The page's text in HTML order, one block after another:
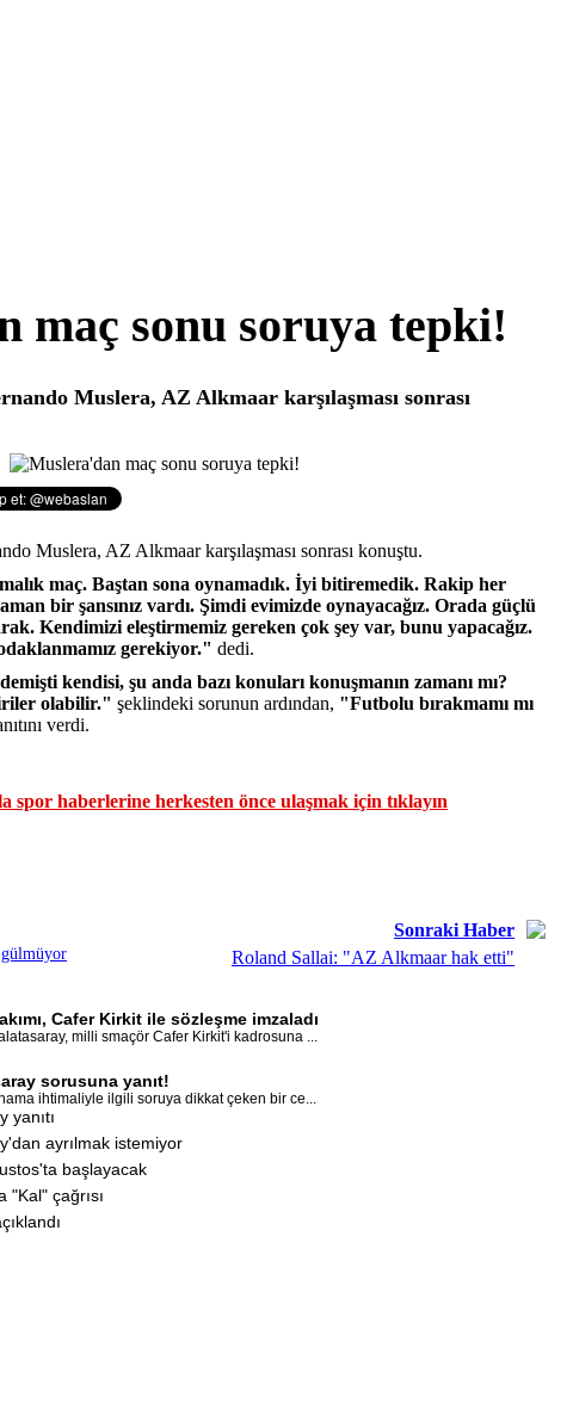
maç sonu soruya tepki!
Muslera, AZ Alkmaar karşılaşması sonrası
Muslera, AZ Alkmaar karşılaşması sonrası konuştu.
maç. Baştan sona oynamadık. İyi bitiremedik. Rakip her
bir şansınız vardı. Şimdi evimizde oynayacağız. Orada güçlü
Kendimizi eleştirmemiz gereken çok şey var, bunu yapacağız.
gerekiyor." dedi.
kendisi, şu anda bazı konuları konuşmanın zamanı mı?
olabilir." şeklindeki sorunun ardından, "Futbolu bırakmamı mı
verdi.
spor haberlerine herkesten önce ulaşmak için tıklayın
gülmüyor
Sonraki Haber
Roland Sallai: "AZ Alkmaar hak etti"
Cafer Kirkit ile sözleşme imzaladı
milli smaçör Cafer Kirkit'i kadrosuna ...
sorusuna yanıt!
ihtimaliyle ilgili soruya dikkat çeken bir ce...
yanıtı
ayrılmak istemiyor
başlayacak
çağrısı